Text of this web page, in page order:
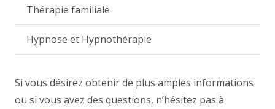
Thérapie familiale
Hypnose et Hypnothérapie
Si vous désirez obtenir de plus amples informations
ou si vous avez des questions, n’hésitez pas à